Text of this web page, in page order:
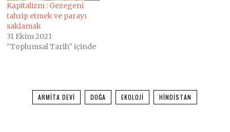
Kapitalizm : Gezegeni
tahrip etmek ve parayı
saklamak
31 Ekim 2021
"Toplumsal Tarih" içinde
ARMITA DEVI DOĞA EKOLOJI HINDISTAN